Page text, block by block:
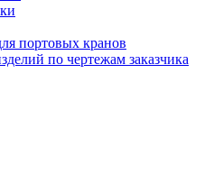
портовых кранов
по чертежам заказчика